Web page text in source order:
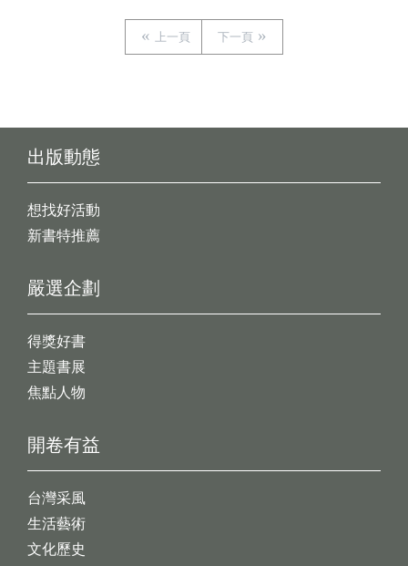
上一頁 下一頁
出版動態
想找好活動
新書特推薦
開卷有益
台灣采風
生活藝術
文化歷史
嚴選企劃
得獎好書
主題書展
焦點人物